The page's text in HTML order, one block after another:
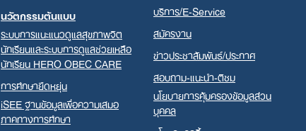
นวัตกรรมต้นแบบ
ระบบการแนะแนวดูแลสุขภาพจิต
นักเรียนและระบบการดูแลช่วยเหลือ
นักเรียน HERO OBEC CARE
การศึกษายืดหยุ่น
iSEE ฐานข้อมูลเพื่อความเสมอ
ภาคทางการศึกษา
บริการ/E-Service
สมัครงาน
ข่าวประชาสัมพันธ์/ประกาศ
สอบถาม-แนะนำ-ติชม
นโยบายการคุ้มครองข้อมูลส่วน
บุคคล